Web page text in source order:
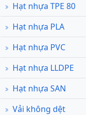
Hạt nhựa TPE 80
Hạt nhựa PLA
Hạt nhựa PVC
Hạt nhựa LLDPE
Hạt nhựa SAN
Vải không dệt